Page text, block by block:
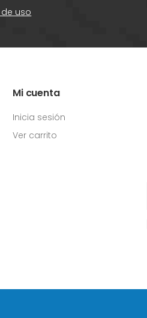
uso
Mi cuenta
Inicia sesión
Ver carrito